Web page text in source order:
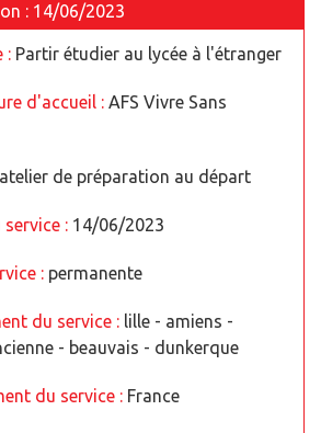
: 14/06/2023
: Partir étudier au lycée à l'étranger
d'accueil : AFS Vivre Sans
atelier de préparation au départ
: 14/06/2023
: permanente
du service : lille - amiens -
- beauvais - dunkerque
du service : France